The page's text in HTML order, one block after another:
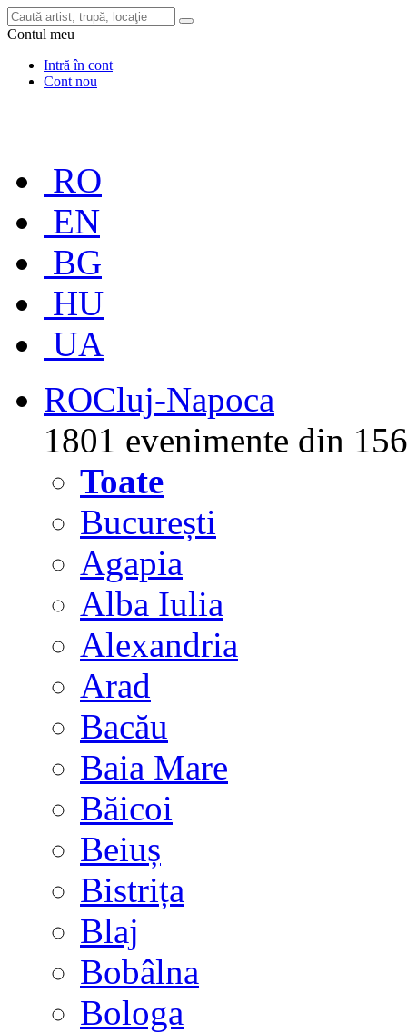
Contul meu
Intră în cont
Cont nou
RO
EN
BG
HU
UA
ROCluj-Napoca
1801 evenimente din
Toate
București
Agapia
Alba Iulia
Alexandria
Arad
Bacău
Baia Mare
Băicoi
Beiuș
Bistrița
Blaj
Bobâlna
Bologa